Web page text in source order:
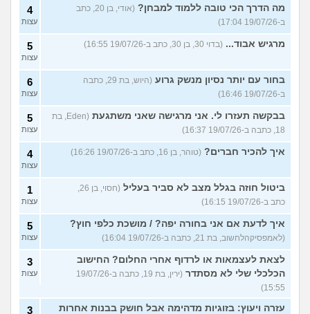
מה הדרך הכי טובה ללמוד למבחן?
(אודי, בן 20, כתב
ב-19/07/26 17:04)
4
עצות
מרגיש אבוד... (בדוי 30, בן 30, כתב ב-19/07/26 16:55) 5
עצות
בחור עם יותר נסיון מנשק גרוע
(היוש, בת 29, כתבה
ב-19/07/26 16:46)
6
עצות
בבקשה תעזרו לי. אני מרגישה שאני משתגעת
(Eden, בת
18, כתבה ב-19/07/26 16:37)
5
עצות
איך להכיר חברים? (טוהר, בן 16, כתב ב-19/07/26 16:26) 4
עצות
ביטול חוזה בגלל מצב לא סביר בעליל
(חסוי, בן 26,
כתב ב-19/07/26 16:15)
1
עצות
איך לדעת אם אני בחורה יפה? / מושכת כלפי חוץ?
(לאמפסיקהלחשוב, בת 21, כתבה ב-19/07/26 16:04)
5
עצות
לצאת לעצמאות או לרדוף אחרי החלום? החישוב
הכלכלי שלי לא מסתדר
(ירין, בת 19, כתבה ב-19/07/26
15:55)
3
עצות
עזרה ויעוץ: בזוגיות מדהימה אבל חושק בבנות אחרות 3